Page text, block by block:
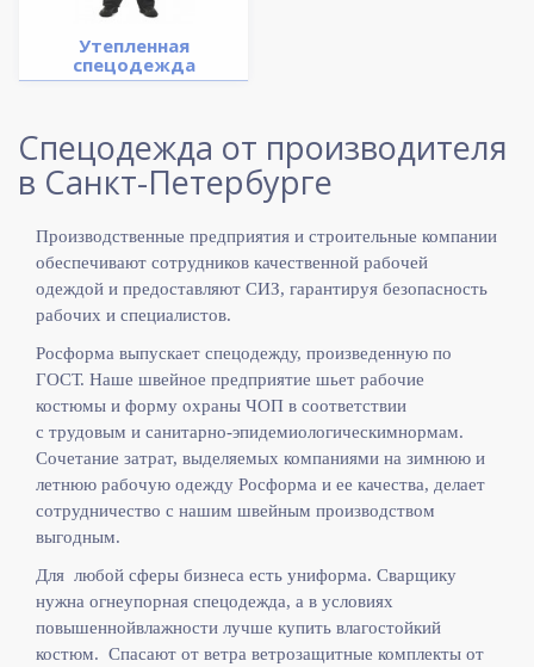
Утепленная
спецодежда
Спецодежда от производителя
в Санкт-Петербурге
Производственные предприятия и строительные компании
обеспечивают сотрудников качественной рабочей
одеждой и предоставляют СИЗ, гарантируя безопасность
рабочих и специалистов.
Росформа выпускает спецодежду, произведенную по
ГОСТ. Наше швейное предприятие шьет рабочие
костюмы и форму охраны ЧОП в соответствии
с трудовым и санитарно-эпидемиологическимнормам.
Сочетание затрат, выделяемых компаниями на зимнюю и
летнюю рабочую одежду Росформа и ее качества, делает
сотрудничество с нашим швейным производством
выгодным.
Для любой сферы бизнеса есть униформа. Сварщику
нужна огнеупорная спецодежда, а в условиях
повышеннойвлажности лучше купить влагостойкий
костюм. Спасают от ветра ветрозащитные комплекты от